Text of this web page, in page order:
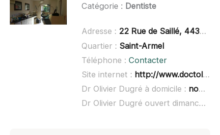
Catégorie : Dentiste
Adresse : 22 Rue de Saillé, 44350 Guérande
Quartier : Saint-Armel
Téléphone : Contacter
Site internet : http://www.doctolib.fr/dentiste/guerande/olivier-dugre
Dr Olivier Dugré à domicile : non renseigné
Dr Olivier Dugré ouvert dimanche :